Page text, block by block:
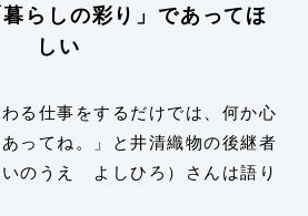
らしの彩り」であってほ
しい
わる仕事をするだけでは、何か心
ってね。」と井清織物の後継者
のうえ よしひろ）さんは語り